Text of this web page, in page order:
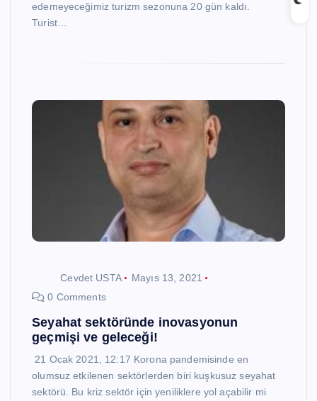
edemeyeceğimiz turizm sezonuna 20 gün kaldı.
Turist…
Cevdet USTA
Mayıs 13, 2021
0 Comments
Seyahat sektöründe inovasyonun
geçmişi ve geleceği!
21 Ocak 2021, 12:17 Korona pandemisinde en
olumsuz etkilenen sektörlerden biri kuşkusuz seyahat
sektörü. Bu kriz sektör için yeniliklere yol açabilir mi